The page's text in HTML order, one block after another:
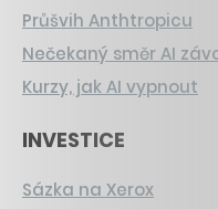
Průšvih Anthtropicu
Nečekaný směr AI
Kurzy, jak AI vypnout
INVESTICE
Sázka na Xerox